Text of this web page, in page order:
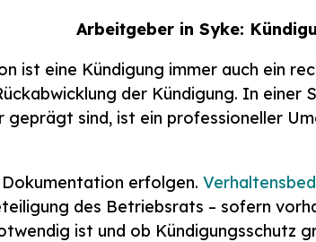
ist eine Kündigung immer auch ein
der Kündigung. In
sind, ist ein professioneller
erfolgen.
des Betriebsrats – sofern
ist und ob Kündigungsschutz